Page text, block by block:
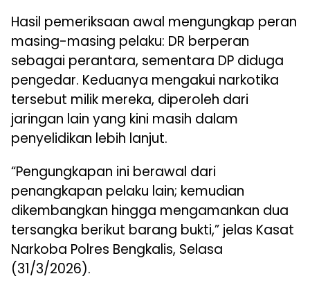
Hasil pemeriksaan awal mengungkap peran
masing-masing pelaku: DR berperan
sebagai perantara, sementara DP diduga
pengedar. Keduanya mengakui narkotika
tersebut milik mereka, diperoleh dari
jaringan lain yang kini masih dalam
penyelidikan lebih lanjut.
“Pengungkapan ini berawal dari
penangkapan pelaku lain; kemudian
dikembangkan hingga mengamankan dua
tersangka berikut barang bukti,” jelas Kasat
Narkoba Polres Bengkalis, Selasa
(31/3/2026).